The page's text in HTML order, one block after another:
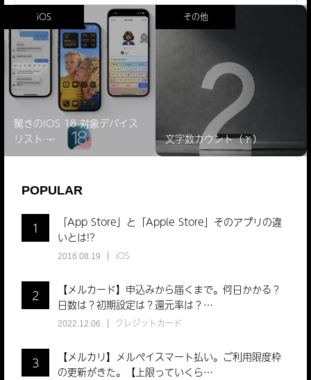
iOS
驚きのiOS 18 対象デバイス
リスト ̵…
その他
文字数カウント（γ）
POPULAR
1
「App Store」と「Apple Store」そのアプリの違
いとは!?
2016.08.19 iOS
2
【メルカード】申込みから届くまで。何日かかる？
日数は？初期設定は？還元率は？…
2022.12.06 クレジットカード
3
【メルカリ】メルペイスマート払い。ご利用限度枠
の更新がきた。【上限っていくら…